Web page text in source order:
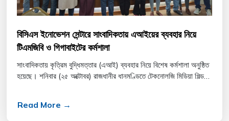
বিসিএস ইনোভেশন সেন্টারে সাংবাদিকতায় এআইয়ের ব্যবহার নিয়ে
টিএমজিবি ও গিগাবাইটের কর্মশালা
সাংবাদিকতায় কৃত্রিম বুদ্ধিমত্তার (এআই) ব্যবহার নিয়ে বিশেষ কর্মশালা অনুষ্ঠিত
হয়েছে। শনিবার (২৫ অক্টোবর) রাজধানীর ধানমণ্ডিতে টেকনোলজি মিডিয়া গিল্ড
Read More →